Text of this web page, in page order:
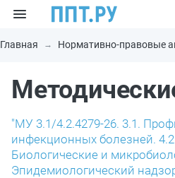
Главная Нормативно-правовые
"МУ 3.1/4.2.4279-26. 3.1.
инфекционных болезней.
Биологические и
Эпидемиологический